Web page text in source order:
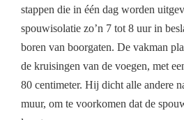
stappen die in één dag worden
spouwisolatie zo’n 7 tot 8 uur in
boren van boorgaten. De vakman
de kruisingen van de voegen, met
80 centimeter. Hij dicht alle andere
muur, om te voorkomen dat de